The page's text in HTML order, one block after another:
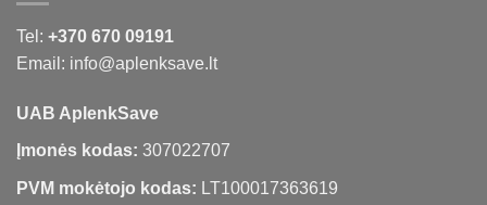
Tel: +370 670 09191
Email: info@aplenksave.lt
UAB AplenkSave
Įmonės kodas: 307022707
PVM mokėtojo kodas: LT100017363619